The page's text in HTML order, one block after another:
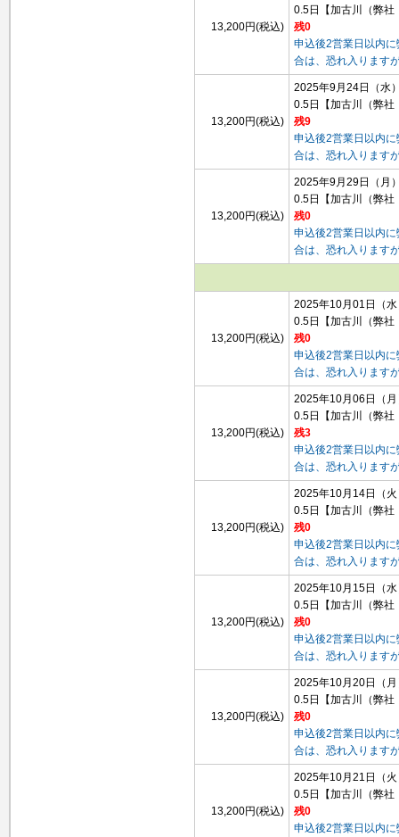
13,200円(税込)
0.5日
【加古川（弊
残0
申込後2営業日以内
合は、恐れ入ります
13,200円(税込)
2025年9月24日（水
0.5日
【加古川（弊
残9
申込後2営業日以内
合は、恐れ入ります
13,200円(税込)
2025年9月29日（月
0.5日
【加古川（弊
残0
申込後2営業日以内
合は、恐れ入ります
13,200円(税込)
2025年10月01日（水
0.5日
【加古川（弊
残0
申込後2営業日以内
合は、恐れ入ります
13,200円(税込)
2025年10月06日（月
0.5日
【加古川（弊
残3
申込後2営業日以内
合は、恐れ入ります
13,200円(税込)
2025年10月14日（火
0.5日
【加古川（弊
残0
申込後2営業日以内
合は、恐れ入ります
13,200円(税込)
2025年10月15日（水
0.5日
【加古川（弊
残0
申込後2営業日以内
合は、恐れ入ります
13,200円(税込)
2025年10月20日（月
0.5日
【加古川（弊
残0
申込後2営業日以内
合は、恐れ入ります
13,200円(税込)
2025年10月21日（火
0.5日
【加古川（弊
残0
申込後2営業日以内